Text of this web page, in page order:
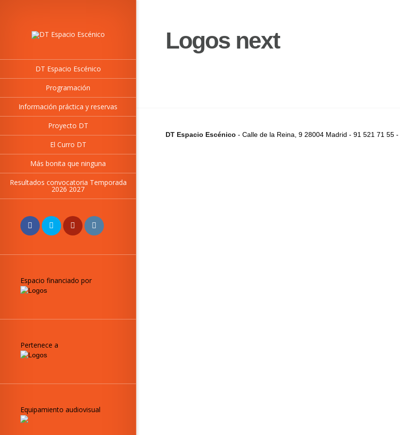
DT Espacio Escénico
Programación
Información práctica y reservas
Proyecto DT
El Curro DT
Más bonita que ninguna
Resultados convocatoria Temporada
2026 2027
Espacio financiado por
Pertenece a
Equipamiento audiovisual
Logos next
DT Espacio Escénico - Calle de la Reina, 9 28004 Madrid - 91 521 71 55 -